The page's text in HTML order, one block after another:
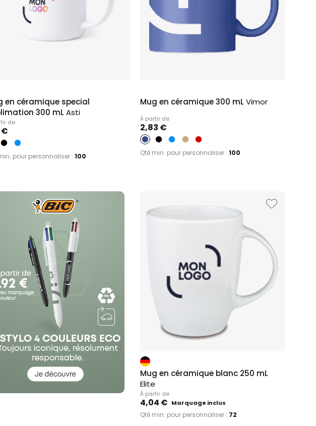
en céramique special
300 mLAsti
de
€
pour personnaliser : 100
Mug en céramique 300 mLVimor
À partir de
2,83 €
Qté min. pour personnaliser :100
Mug en céramique blanc 250 mL
Elite
À partir de
4,04 € Marquage inclus
Qté min. pour personnaliser : 72